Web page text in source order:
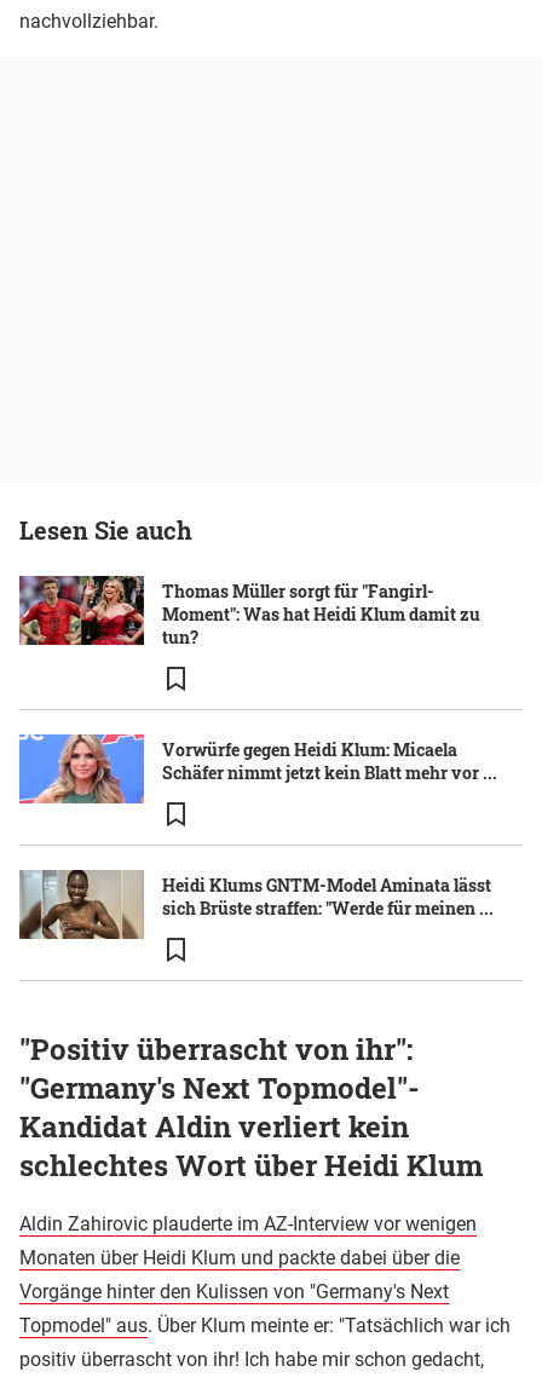
nachvollziehbar.
Lesen Sie auch
Thomas Müller sorgt für "Fangirl-
Moment": Was hat Heidi Klum damit zu
tun?
Vorwürfe gegen Heidi Klum: Micaela
Schäfer nimmt jetzt kein Blatt mehr vor ...
Heidi Klums GNTM-Model Aminata lässt
sich Brüste straffen: "Werde für meinen ...
"Positiv überrascht von ihr":
"Germany's Next Topmodel"-
Kandidat Aldin verliert kein
schlechtes Wort über Heidi Klum
Aldin Zahirovic plauderte im AZ-Interview vor wenigen
Monaten über Heidi Klum und packte dabei über die
Vorgänge hinter den Kulissen von "Germany's Next
Topmodel" aus. Über Klum meinte er: "Tatsächlich war ich
positiv überrascht von ihr! Ich habe mir schon gedacht,